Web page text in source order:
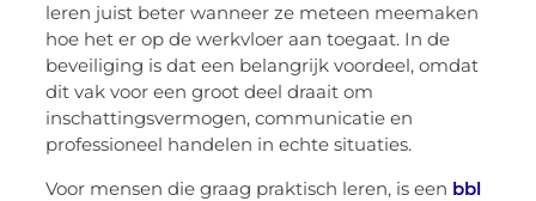
leren juist beter wanneer ze meteen meemaken
hoe het er op de werkvloer aan toegaat. In de
beveiliging is dat een belangrijk voordeel, omdat
dit vak voor een groot deel draait om
inschattingsvermogen, communicatie en
professioneel handelen in echte situaties.
Voor mensen die graag praktisch leren, is een bbl